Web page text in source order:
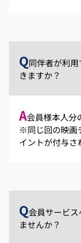
Q同伴者が利
きますか？
A会員様本人分
※同じ回の映画
イントが付与さ
Q会員サービ
ませんか？